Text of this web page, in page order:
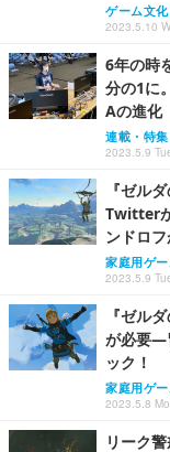
ゲーム文化
2023.5.10
6年の時
分の1に
Aの進化
連載・特集
2023.5.9
『ゼル
Twitter
ンドロ
家庭用ゲー
2023.5.9
『ゼル
が必要―
ック！
家庭用ゲー
2023.5.8
リーク